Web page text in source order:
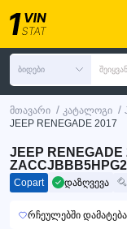
ბიდები
მთავარი / კატალოგი /
JEEP RENEGADE 2017
JEEP RENEGADE
Copart დაზღვევა
რჩეულებში დამატება